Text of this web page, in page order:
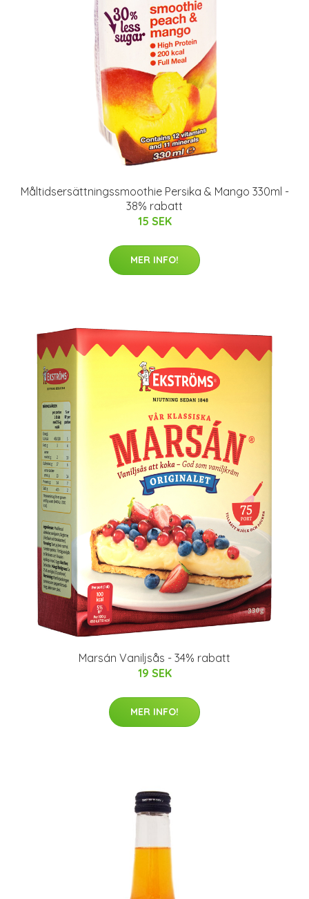
Måltidsersättningssmoothie Persika & Mango 330ml -
38% rabatt
15 SEK
MER INFO!
Marsán Vaniljsås - 34% rabatt
19 SEK
MER INFO!